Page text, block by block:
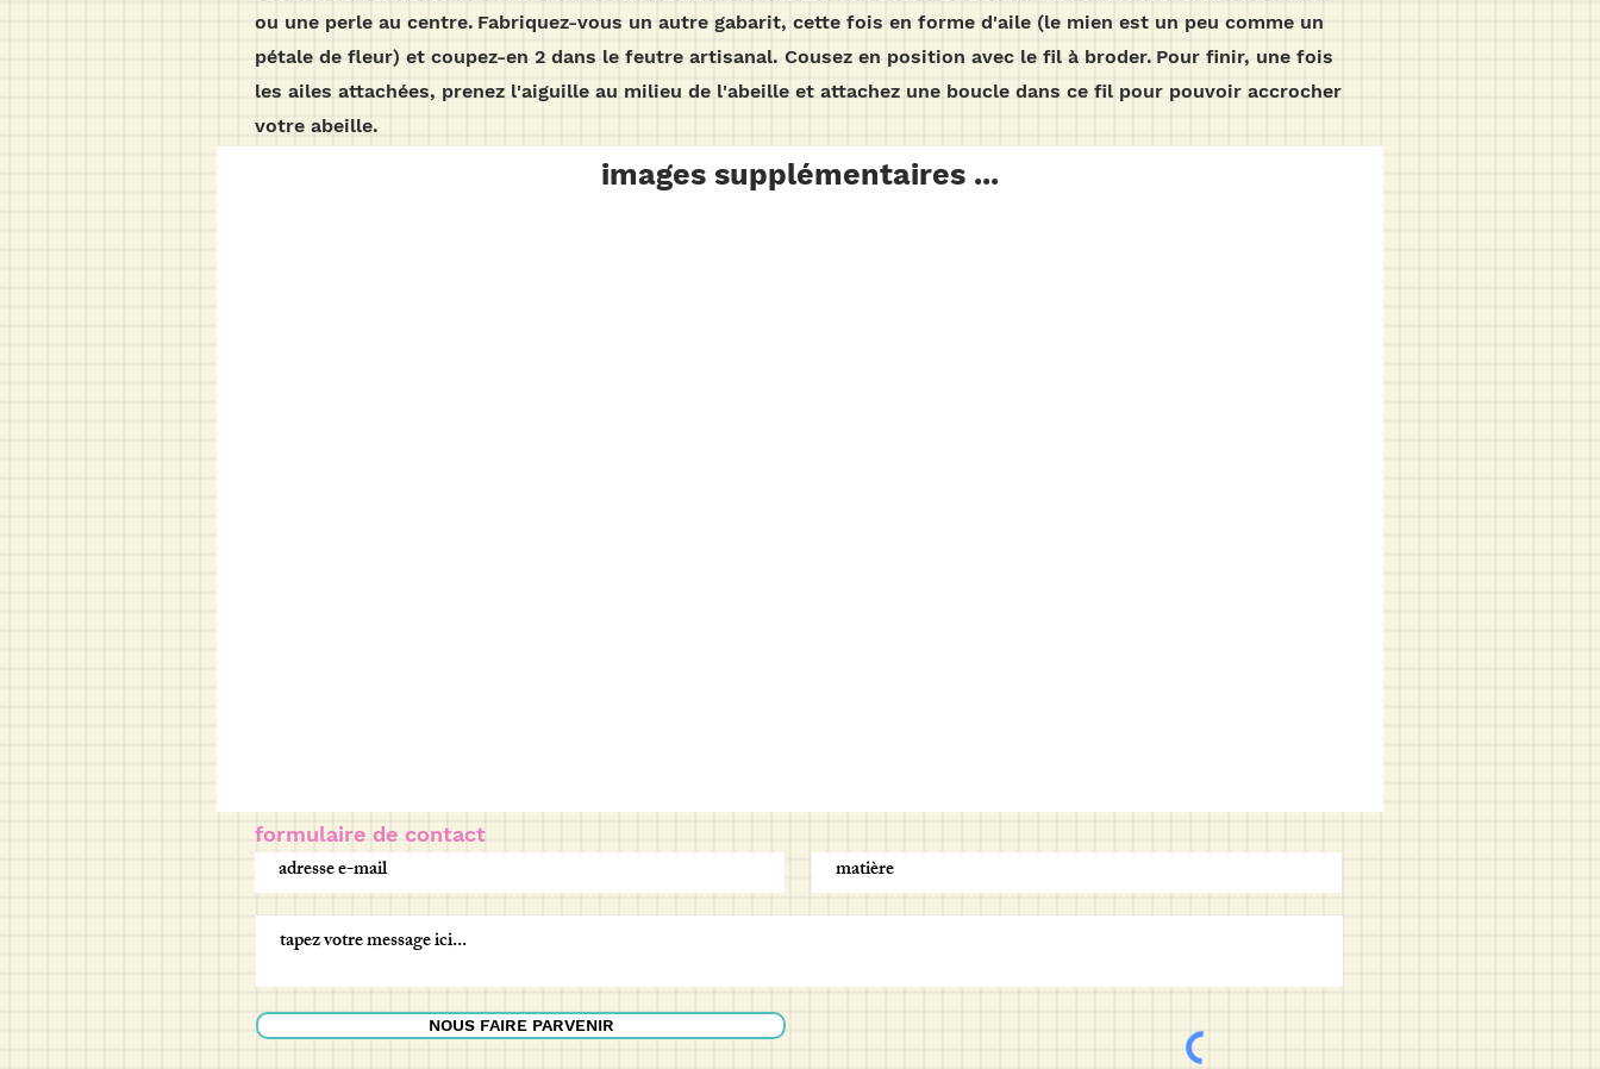
ou une perle au centre. Fabriquez-vous un autre gabarit, cette fois en forme d'aile (le mien est un peu comme un
pétale de fleur) et coupez-en 2 dans le feutre artisanal. Cousez en position avec le fil à broder. Pour finir, une fois
les ailes attachées, prenez l'aiguille au milieu de l'abeille et attachez une boucle dans ce fil pour pouvoir accrocher
votre abeille.
images supplémentaires ...
formulaire de contact
NOUS FAIRE PARVENIR